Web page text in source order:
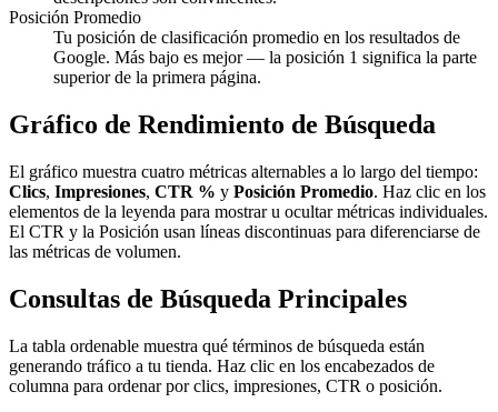
Posición Promedio
Tu posición de clasificación promedio en los resultados de
Google. Más bajo es mejor — la posición 1 significa la parte
superior de la primera página.
Gráfico de Rendimiento de Búsqueda
El gráfico muestra cuatro métricas alternables a lo largo del tiempo:
Clics, Impresiones, CTR % y Posición Promedio. Haz clic en los
elementos de la leyenda para mostrar u ocultar métricas individuales.
El CTR y la Posición usan líneas discontinuas para diferenciarse de
las métricas de volumen.
Consultas de Búsqueda Principales
La tabla ordenable muestra qué términos de búsqueda están
generando tráfico a tu tienda. Haz clic en los encabezados de
columna para ordenar por clics, impresiones, CTR o posición.